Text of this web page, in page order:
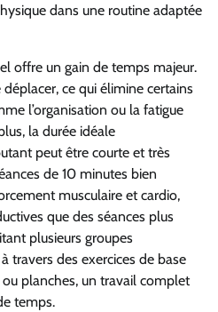
dans une routine adaptée
offre un gain de temps majeur.
déplacer, ce qui élimine certains
l’organisation ou la fatigue
la durée idéale
peut être courte et très
de 10 minutes bien
musculaire et cardio,
que des séances plus
plusieurs groupes
travers des exercices de base
planches, un travail complet
temps.